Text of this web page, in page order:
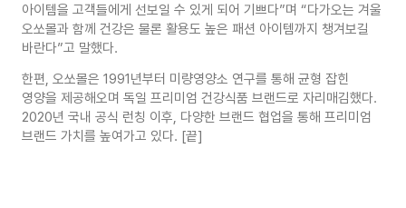
아이템을 고객들에게 선보일 수 있게 되어 기쁘다”며 “다가오는 겨울
오쏘몰과 함께 건강은 물론 활용도 높은 패션 아이템까지 챙겨보길
바란다”고 말했다.
한편, 오쏘몰은 1991년부터 미량영양소 연구를 통해 균형 잡힌
영양을 제공해오며 독일 프리미엄 건강식품 브랜드로 자리매김했다.
2020년 국내 공식 런칭 이후, 다양한 브랜드 협업을 통해 프리미엄
브랜드 가치를 높여가고 있다. [끝]